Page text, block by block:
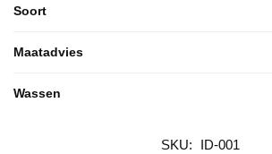
Soort
Maatadvies
Wassen
SKU:
ID-001